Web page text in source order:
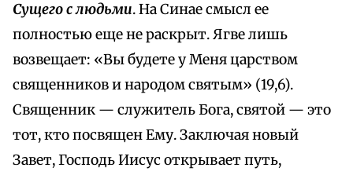
Сущего с людьми. На Синае смысл ее
полностью еще не раскрыт. Ягве лишь
возвещает: «Вы будете у Меня царством
священников и народом святым» (19,6).
Священник — служитель Бога, святой — это
тот, кто посвящен Ему. Заключая новый
Завет, Господь Иисус открывает путь,